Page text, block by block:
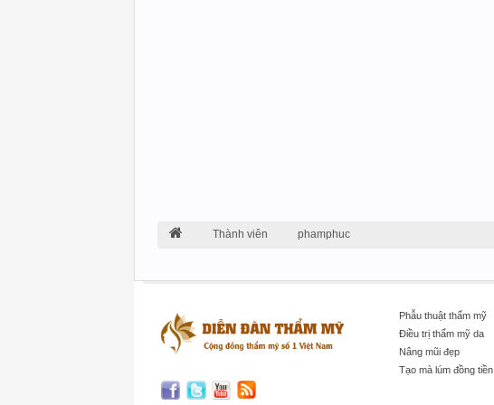
Thành viên phamphuc
Phẫu thuật thẩm mỹ
Điều trị thẩm mỹ da
Nâng mũi đẹp
Tạo mà lúm đồng tiền